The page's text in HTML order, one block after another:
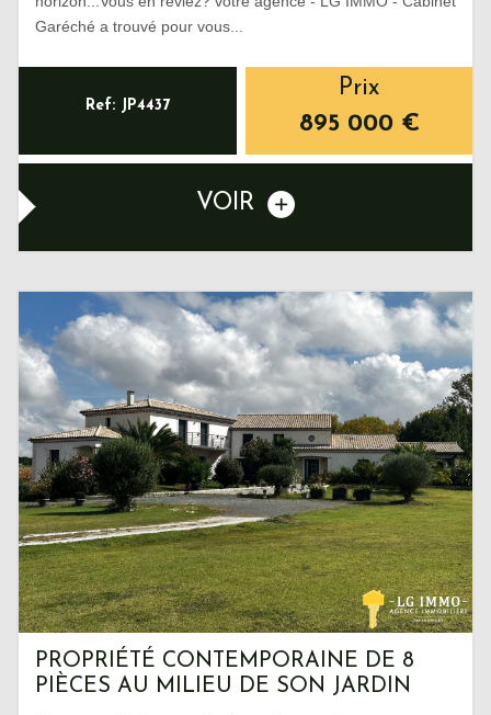
Garéché a trouvé pour vous...
Ref: JP4437
Prix
895 000 €
VOIR
PROPRIÉTÉ CONTEMPORAINE DE 8
PIÈCES AU MILIEU DE SON JARDIN